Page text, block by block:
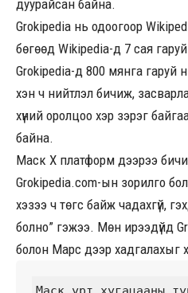
дуурайсан байна.
Grokipedia нь одоогоор
бөгөөд Wikipedia-д 7 сая
Grokipedia-д 800 мянга гаруй
хэн ч нийтлэл бичиж,
хүний оролцоо хэр зэрэг
байна.
Маск X платформ дээрээ
Grokipedia.com-ын зорилго
хэзээ ч төгс байж чадахгүй,
болно” гэжээ. Мөн ирээдүйд
болон Марс дээр хадгалахыг